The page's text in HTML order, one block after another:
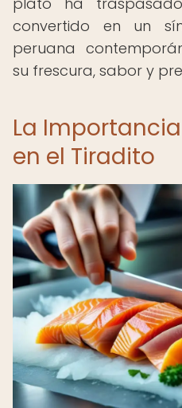
convertido en un
peruana
su frescura, sabor y
La
en el Tiradito